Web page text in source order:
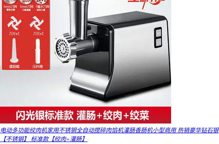
电动多功能绞肉机家用不锈钢全自动搅碎肉馅机灌肠香肠机小型商用 热销豪华钻石银
【不锈钢】 标准款【绞肉+灌肠】